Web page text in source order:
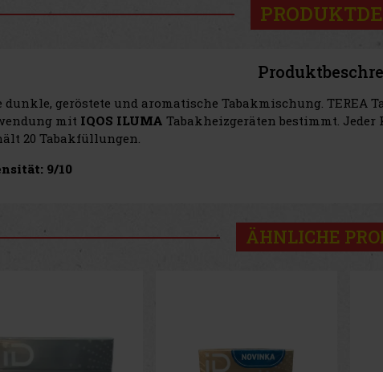
dunkle, geröstete und aromatische Tabakmischung.
mit IQOS ILUMA Tabakheizgeräten bestimmt. Jeder
20 Tabakfüllungen.
9/10
ÄHNLICHE